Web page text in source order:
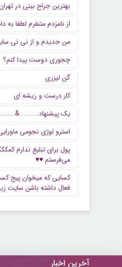
بهترین جراح بینی در
از نامزدم متنفرم لطفا به
من جدیدم و از نی نی
چجوری دوست پیدا کنم؟
گن لیزری
کار درست و ریشه ای
یک
استرو لوژی نجومی
پول برای تبلیغ ندارم
می‌فرستم ♥️♥️
کسایی که میخوان پیج
فعال داشته باشن سایت
آخرین اخبار